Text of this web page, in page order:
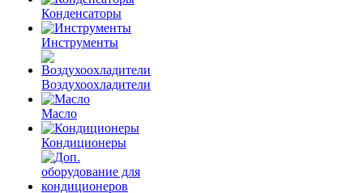
Конденсаторы
Инструменты
Воздухоохладители
Масло
Кондиционеры